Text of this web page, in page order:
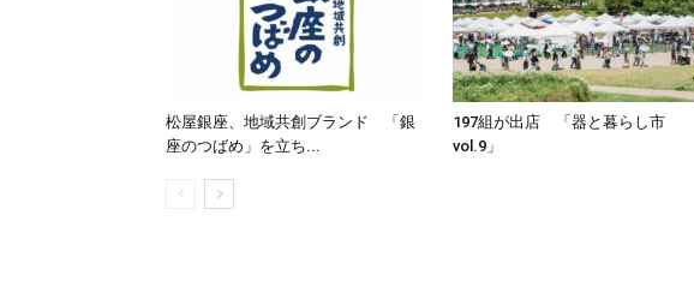
松屋銀座、地域共創ブランド 「銀
座のつばめ」を立ち...
197組が出店 「器と暮らし市
vol.9」